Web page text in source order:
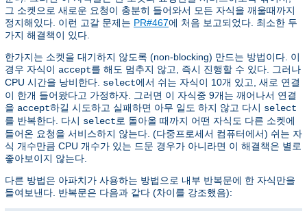
그 소켓으로 새로운 요청이 충분히 들어와서 모든 자식을 깨울때까지
정지해있다. 이런 고갈 문제는 PR#467에 처음 보고되었다. 최소한 두
가지 해결책이 있다.
한가지는 소켓을 대기하지 않도록 (non-blocking) 만드는 방법이다. 이
경우 자식이 accept를 해도 멈추지 않고, 즉시 진행할 수 있다. 그러나
CPU 시간을 낭비한다. select에서 쉬는 자식이 10개 있고, 새로 연결
이 한개 들어왔다고 가정하자. 그러면 이 자식중 9개는 깨어나서 연결
을 accept하길 시도하고 실패하면 아무 일도 하지 않고 다시 select
를 반복한다. 다시 select로 돌아올 때까지 어떤 자식도 다른 소켓에
들어온 요청을 서비스하지 않는다. (다중프로세서 컴퓨터에서) 쉬는 자
식 개수만큼 CPU 개수가 있는 드문 경우가 아니라면 이 해결책은 별로
좋아보이지 않는다.
다른 방법은 아파치가 사용하는 방법으로 내부 반복문에 한 자식만을
들여보낸다. 반복문은 다음과 같다 (차이를 강조했음):